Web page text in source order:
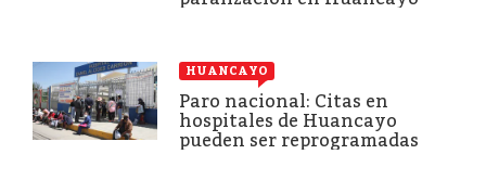
HUANCAYO
Paro nacional: Citas en
hospitales de Huancayo
pueden ser reprogramadas